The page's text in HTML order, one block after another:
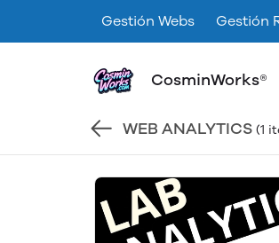
Gestión Webs Gestión
CosminWorks®
WEB ANALYTICS (1